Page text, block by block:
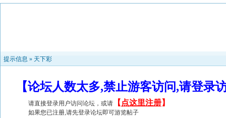
提示信息 » 天下彩
【论坛人数太多,禁止游客访问,请登
请直接登录用户访问论坛，或请 【 点这里注册】
如果您已注册,请先登录论坛即可游览帖子